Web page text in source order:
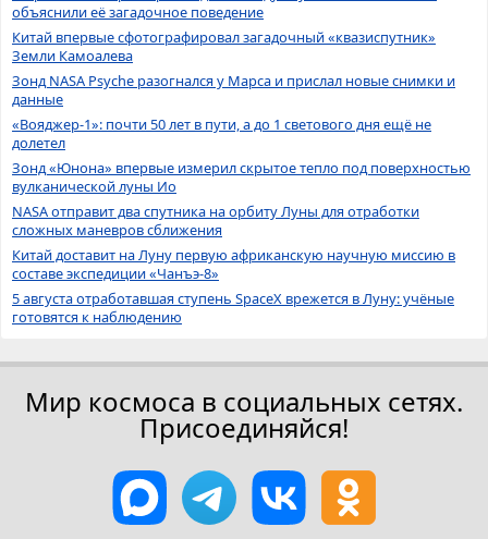
объяснили её загадочное поведение
Китай впервые сфотографировал загадочный «квазиспутник»
Земли Камоалева
Зонд NASA Psyche разогнался у Марса и прислал новые снимки и
данные
«Вояджер-1»: почти 50 лет в пути, а до 1 светового дня ещё не
долетел
Зонд «Юнона» впервые измерил скрытое тепло под поверхностью
вулканической луны Ио
NASA отправит два спутника на орбиту Луны для отработки
сложных маневров сближения
Китай доставит на Луну первую африканскую научную миссию в
составе экспедиции «Чанъэ-8»
5 августа отработавшая ступень SpaceX врежется в Луну: учёные
готовятся к наблюдению
Мир космоса в социальных сетях.
Присоединяйся!